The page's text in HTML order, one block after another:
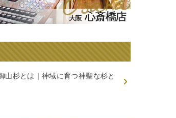
山杉とは｜神域に育つ神聖な杉と